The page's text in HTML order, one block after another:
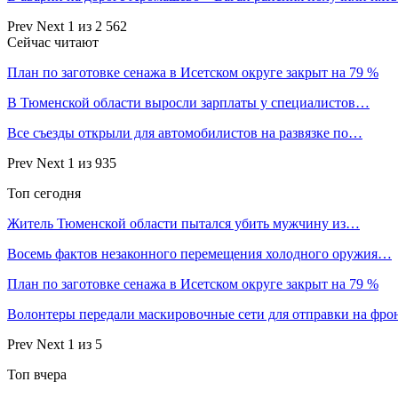
Prev Next 1 из 2 562
Сейчас читают
План по заготовке сенажа в Исетском округе закрыт на 79 %
В Тюменской области выросли зарплаты у специалистов…
Все съезды открыли для автомобилистов на развязке по…
Prev Next 1 из 935
Топ сегодня
Житель Тюменской области пытался убить мужчину из…
Восемь фактов незаконного перемещения холодного оружия…
План по заготовке сенажа в Исетском округе закрыт на 79 %
Волонтеры передали маскировочные сети для отправки на
Prev Next 1 из 5
Топ вчера